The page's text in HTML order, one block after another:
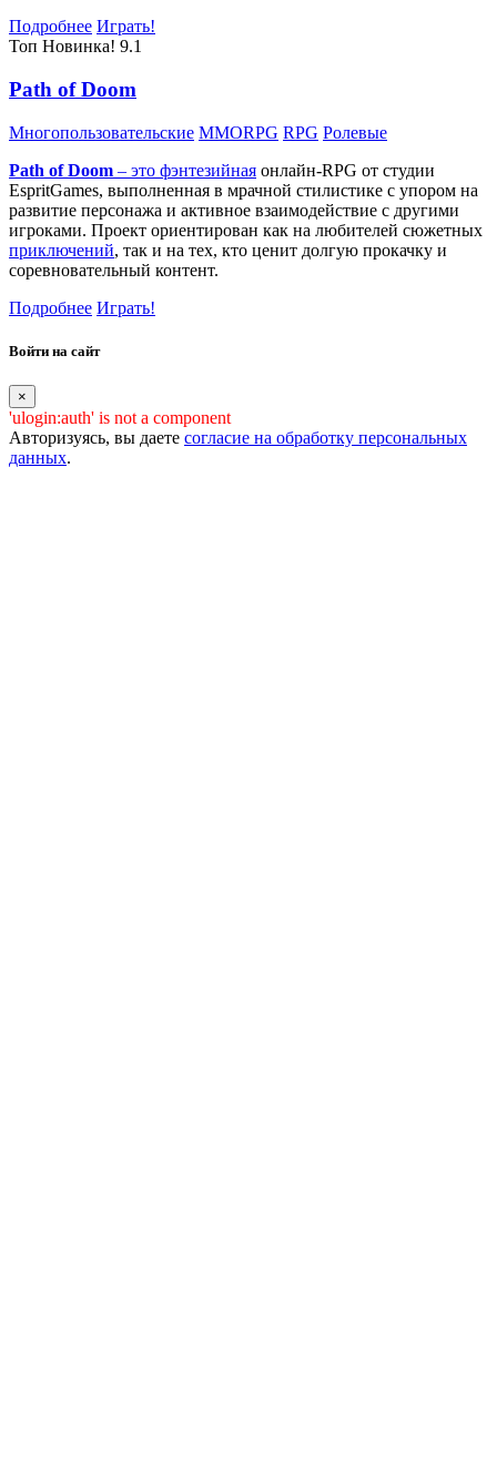
Подробнее Играть!
Топ Новинка! 9.1
Path of Doom
Многопользовательские MMORPG RPG Ролевые
Path of Doom – это фэнтезийная онлайн-RPG от студии
EspritGames, выполненная в мрачной стилистике с упором на
развитие персонажа и активное взаимодействие с другими
игроками. Проект ориентирован как на любителей сюжетных
приключений, так и на тех, кто ценит долгую прокачку и
соревновательный контент.
Подробнее Играть!
Войти на сайт
×
'ulogin:auth' is not a component
Авторизуясь, вы даете согласие на обработку персональных
данных.